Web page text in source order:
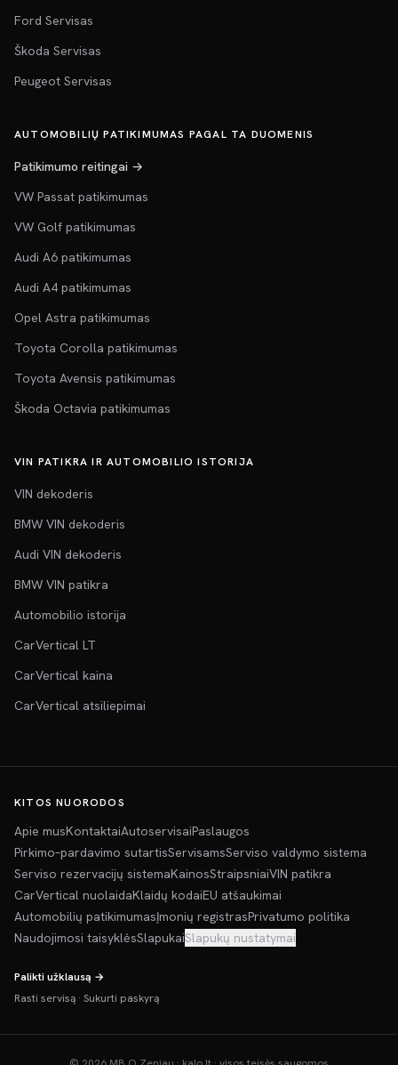
Ford Servisas
Škoda Servisas
Peugeot Servisas
AUTOMOBILIŲ PATIKIMUMAS PAGAL TA DUOMENIS
Patikimumo reitingai →
VW Passat patikimumas
VW Golf patikimumas
Audi A6 patikimumas
Audi A4 patikimumas
Opel Astra patikimumas
Toyota Corolla patikimumas
Toyota Avensis patikimumas
Škoda Octavia patikimumas
VIN PATIKRA IR AUTOMOBILIO ISTORIJA
VIN dekoderis
BMW VIN dekoderis
Audi VIN dekoderis
BMW VIN patikra
Automobilio istorija
CarVertical LT
CarVertical kaina
CarVertical atsiliepimai
KITOS NUORODOS
Apie musKontaktaiAutoservisaiPaslaugos
Pirkimo–pardavimo sutartisServisamsServiso valdymo sistema
Serviso rezervacijų sistemaKainosStraipsniaiVIN patikra
CarVertical nuolaidaKlaidų kodaiEU atšaukimai
Automobilių patikimumasĮmonių registrasPrivatumo politika
Naudojimosi taisyklėsSlapukaiSlapukų nustatymai
Palikti užklausą →
Rasti servisą · Sukurti paskyrą